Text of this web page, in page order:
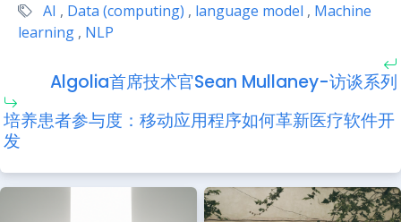
AI , Data (computing) , language model , Machine
learning , NLP
Algolia首席技术官Sean Mullaney-访谈系列
培养患者参与度：移动应用程序如何革新医疗软件开
发